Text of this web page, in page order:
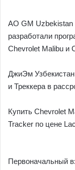
АО GM Uzbekistan
разработали
Chevrolet Malibu и
ДжиЭм Узбекистан
и Треккера в
Купить Chevrolet
Tracker по цене
Первоначальный